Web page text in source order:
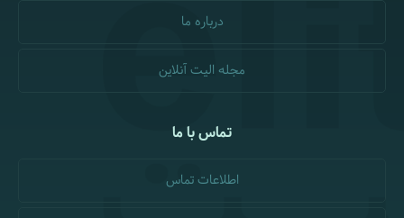
درباره ما
مجله الیت آنلاین
تماس با ما
اطلاعات تماس